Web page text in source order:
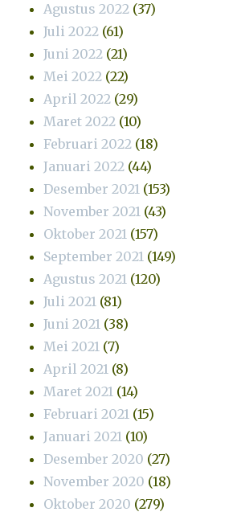
Agustus 2022 (37)
Juli 2022 (61)
Juni 2022 (21)
Mei 2022 (22)
April 2022 (29)
Maret 2022 (10)
Februari 2022 (18)
Januari 2022 (44)
Desember 2021 (153)
November 2021 (43)
Oktober 2021 (157)
September 2021 (149)
Agustus 2021 (120)
Juli 2021 (81)
Juni 2021 (38)
Mei 2021 (7)
April 2021 (8)
Maret 2021 (14)
Februari 2021 (15)
Januari 2021 (10)
Desember 2020 (27)
November 2020 (18)
Oktober 2020 (279)